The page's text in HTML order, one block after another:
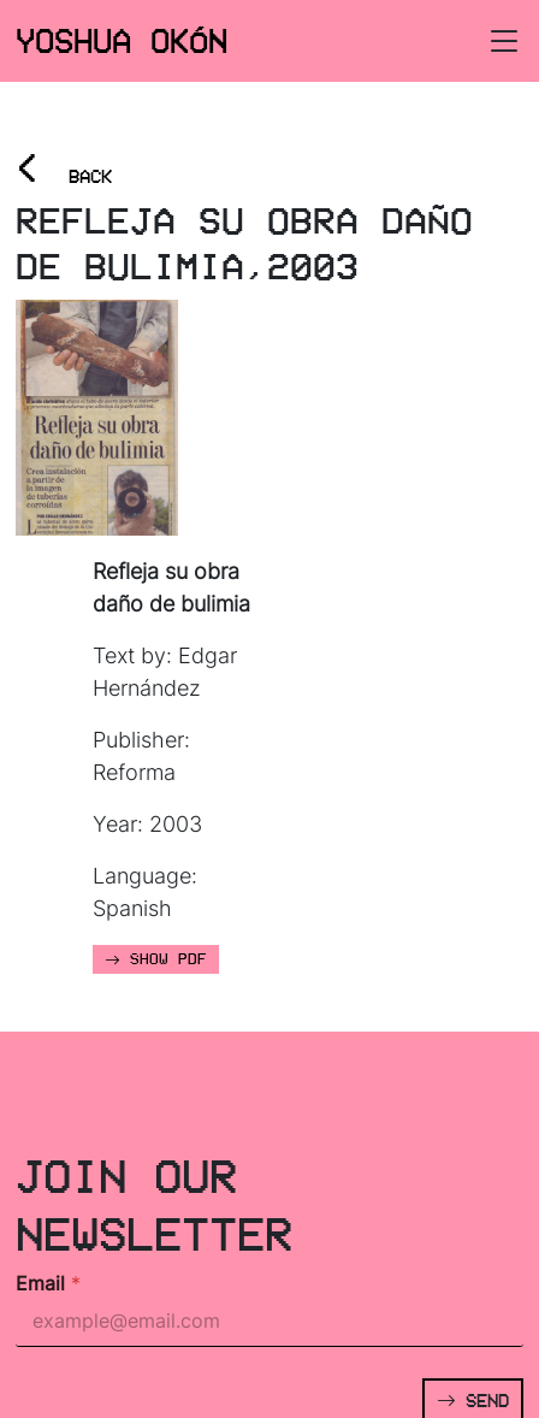
YOSHUA OKÓN
< BACK
REFLEJA SU OBRA DAÑO
DE BULIMIA,2003
Refleja su obra
daño de bulimia
Text by: Edgar
Hernández
Publisher:
Reforma
Year: 2003
Language:
Spanish
SHOW PDF
JOIN OUR
NEWSLETTER
Email *
SEND